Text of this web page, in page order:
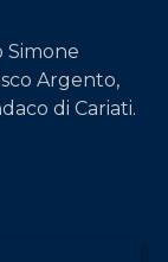
Simone
Argento,
di Cariati.